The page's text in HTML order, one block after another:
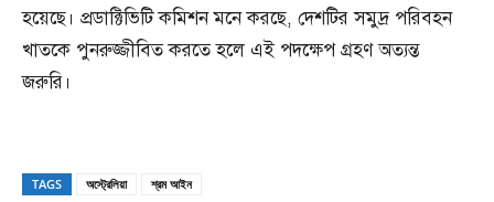
হয়েছে। প্রডাক্টিভিটি কমিশন মনে করছে, দেশটির সমুদ্র পরিবহন
খাতকে পুনরুজ্জীবিত করতে হলে এই পদক্ষেপ গ্রহণ অত্যন্ত
জরুরি।
TAGS অস্ট্রেলিয়া শ্রম আইন